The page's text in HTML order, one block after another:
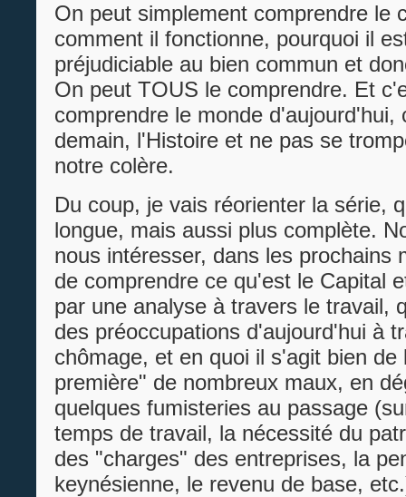
On peut simplement comprendre le
comment il fonctionne, pourquoi il
préjudiciable au bien commun et
On peut TOUS le comprendre. Et
comprendre le monde d'aujourd'hui,
demain, l'Histoire et ne pas se
notre colère.
Du coup, je vais réorienter la série,
longue, mais aussi plus complète.
nous intéresser, dans les prochains
de comprendre ce qu'est le Capital
par une analyse à travers le travail,
des préoccupations d'aujourd'hui à
chômage, et en quoi il s'agit bien de
première" de nombreux maux, en
quelques fumisteries au passage
temps de travail, la nécessité du
des "charges" des entreprises, la
keynésienne, le revenu de base,